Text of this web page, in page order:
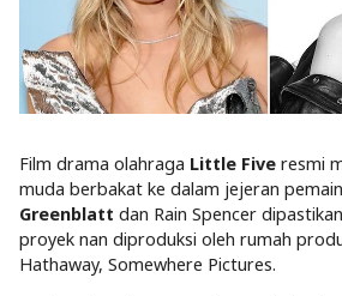
Film drama olahraga Little Five resmi
muda berbakat ke dalam jejeran
Greenblatt dan Rain Spencer
proyek nan diproduksi oleh rumah
Hathaway, Somewhere Pictures.